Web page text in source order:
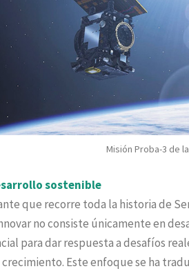
Misión Proba-3 de
sostenible
que recorre toda la historia de
no consiste únicamente en
para dar respuesta a desafíos
Este enfoque se ha